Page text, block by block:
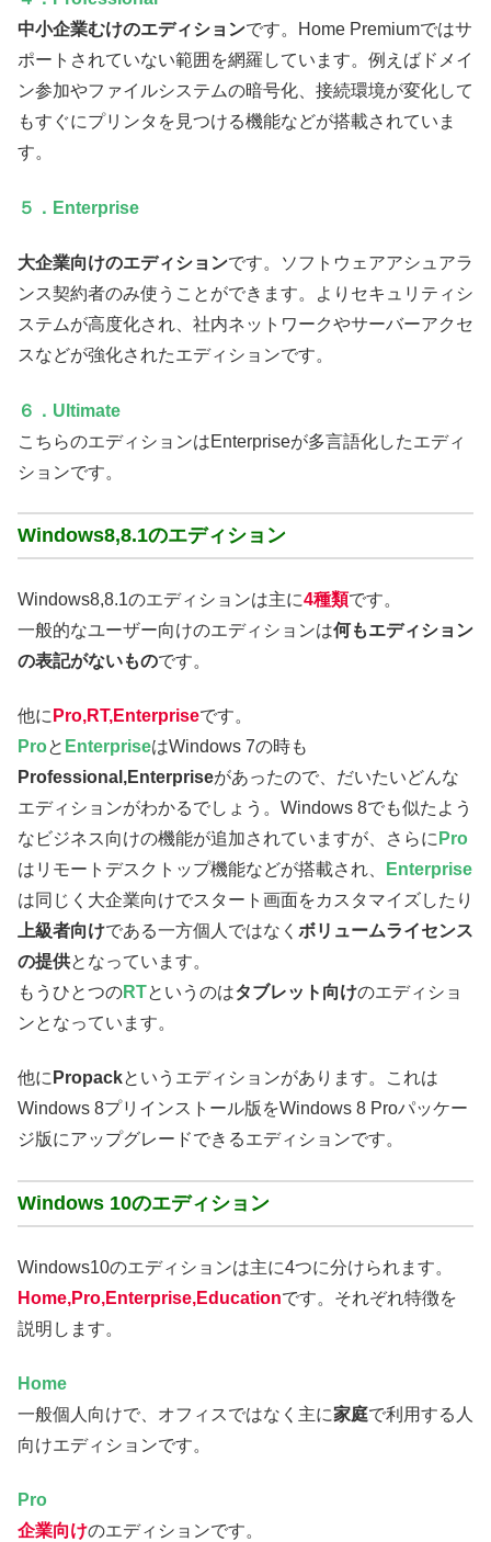
中小企業むけのエディションです。Home Premiumではサ
ポートされていない範囲を網羅しています。例えばドメイ
ン参加やファイルシステムの暗号化、接続環境が変化して
もすぐにプリンタを見つける機能などが搭載されていま
す。
５．Enterprise
大企業向けのエディションです。ソフトウェアアシュアラ
ンス契約者のみ使うことができます。よりセキュリティシ
ステムが高度化され、社内ネットワークやサーバーアクセ
スなどが強化されたエディションです。
６．Ultimate
こちらのエディションはEnterpriseが多言語化したエディ
ションです。
Windows8,8.1のエディション
Windows8,8.1のエディションは主に4種類です。
一般的なユーザー向けのエディションは何もエディション
の表記がないものです。
他に Pro,RT,Enterpriseです。
Proと EnterpriseはWindows 7の時も
Professional,Enterpriseがあったので、だいたいどんな
エディションがわかるでしょう。Windows 8でも似たよう
なビジネス向けの機能が追加されていますが、さらに Pro
はリモートデスクトップ機能などが搭載され、
Enterprise
は同じく大企業向けでスタート画面をカスタマイズしたり
上級者向けである一方個人ではなく ボリュームライセンス
の提供となっています。
もうひとつのRTというのはタブレット向けのエディショ
ンとなっています。
他に Propackというエディションがあります。これは
Windows 8プリインストール版をWindows 8 Proパッケー
ジ版にアップグレードできるエディションです。
Windows 10のエディション
Windows10のエディションは主に4つに分けられます。
Home,Pro,Enterprise,Educationです。それぞれ特徴を
説明します。
Home
一般個人向けで、オフィスではなく主に家庭で利用する人
向けエディションです。
Pro
企業向けのエディションです。